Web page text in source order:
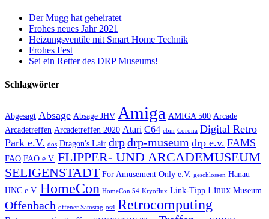
Der Mugg hat geheiratet
Frohes neues Jahr 2021
Heizungsventile mit Smart Home Technik
Frohes Fest
Sei ein Retter des DRP Museums!
Schlagwörter
Abgesagt Absage Absage JHV Amiga AMIGA 500 Arcade
Arcadetreffen Arcadetreffen 2020 Atari C64 cbm Corona Digital Retro
Park e.V. dos Dragon's Lair drpdrp-museum drp e.v. FAMS
FAO FAO e.V. FLIPPER- UND ARCADEMUSEUM
SELIGENSTADT For Amusement Only e.V. geschlossen Hanau
HNC e.V. HomeCon HomeCon 54 Kryoflux Link-Tipp Linux Museum
Offenbach offener Samstag os4 Retrocomputing